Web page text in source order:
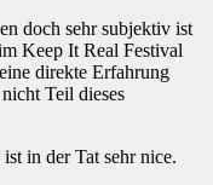
doch sehr subjektiv ist
Keep It Real Festival
direkte Erfahrung
Teil dieses
in der Tat sehr nice.